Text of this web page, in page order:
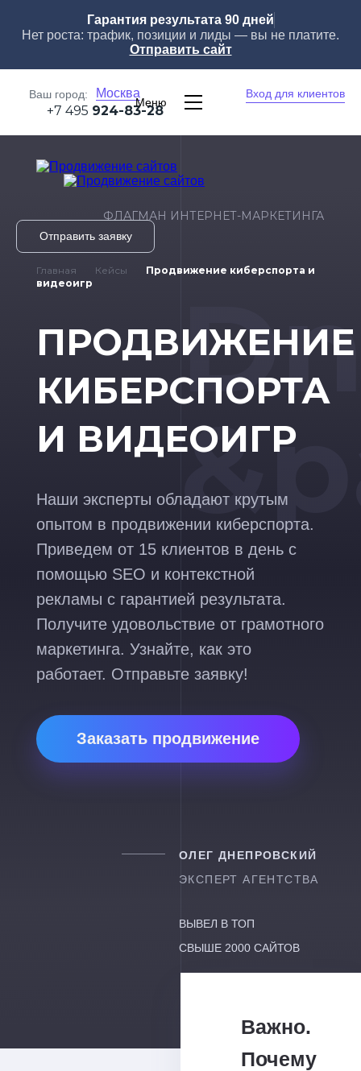
Гарантия результата 90 дней
Нет роста: трафик, позиции и лиды — вы не платите.
Отправить сайт
Ваш город: Москва
Меню
Вход для клиентов
+7 495 924-83-28
ФЛАГМАН ИНТЕРНЕТ-МАРКЕТИНГА
Отправить заявку
Главная Кейсы
Продвижение киберспорта и
видеоигр
ПРОДВИЖЕНИЕ
КИБЕРСПОРТА
И ВИДЕОИГР
Наши эксперты обладают крутым
опытом в продвижении киберспорта.
Приведем от 15 клиентов в день с
помощью SEO и контекстной
рекламы с гарантией результата.
Получите удовольствие от грамотного
маркетинга. Узнайте, как это
работает. Отправьте заявку!
Заказать продвижение
ОЛЕГ ДНЕПРОВСКИЙ
ЭКСПЕРТ АГЕНТСТВА
ВЫВЕЛ В ТОП
СВЫШЕ 2000 САЙТОВ
Важно.
Почему